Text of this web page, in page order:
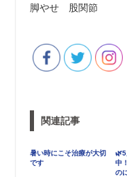
脚やせ 股関節
関連記事
暑い時にこそ治療が大切
です
中
の